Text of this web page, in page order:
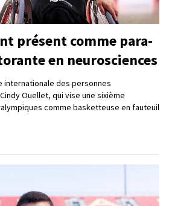
présent comme para-
en neurosciences
internationale des personnes
Ouellet, qui vise une sixième
comme basketteuse en fauteuil